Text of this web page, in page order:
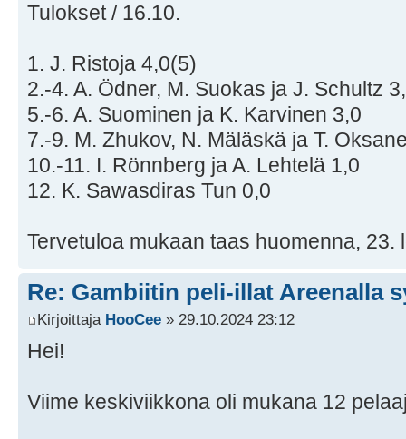
Tulokset / 16.10.
1. J. Ristoja 4,0(5)
2.-4. A. Ödner, M. Suokas ja J. Schultz
5.-6. A. Suominen ja K. Karvinen 3,0
7.-9. M. Zhukov, N. Mäläskä ja T.
10.-11. I. Rönnberg ja A. Lehtelä 1,0
12. K. Sawasdiras Tun 0,0
Tervetuloa mukaan taas huomenna, 23.
Re: Gambiitin peli-illat Areenalla
Kirjoittaja HooCee » 29.10.2024 23:12
Hei!
Viime keskiviikkona oli mukana 12